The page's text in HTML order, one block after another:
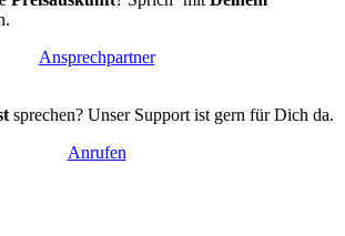
Ansprechpartner
sprechen? Unser Support ist gern für Dich da.
Anrufen